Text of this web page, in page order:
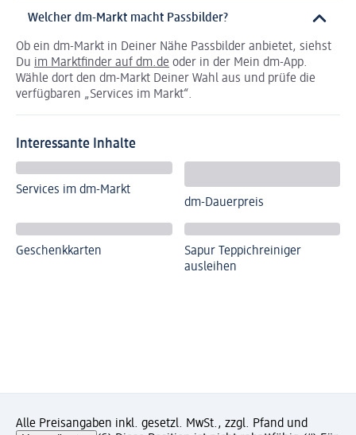
Welcher dm-Markt macht Passbilder?
Ob ein dm-Markt in Deiner Nähe Passbilder anbietet, siehst
Du im Marktfinder auf dm.de oder in der Mein dm-App.
Wähle dort den dm-Markt Deiner Wahl aus und prüfe die
verfügbaren „Services im Markt“.
Interessante Inhalte
Services im dm-Markt
dm-Dauerpreis
Geschenkkarten
Sapur Teppichreiniger
ausleihen
Alle Preisangaben inkl. gesetzl. MwSt., zzgl. Pfand und